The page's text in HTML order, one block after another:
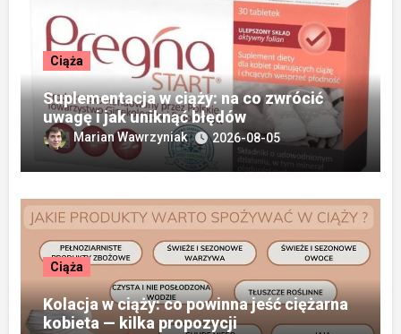
Ciąża
Suplementacja w ciąży: na co zwrócić
uwagę i jak uniknąć błędów
Marian Wawrzyniak 2026-08-05
Ciąża
Kolacja w ciąży: co powinna jeść ciężarna
kobieta — kilka propozycji